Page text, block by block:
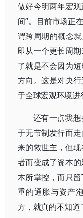
做好今明两年宏
间”。目前市场正
谓跨周期的概念就
即从一个更长周
了就是不会因为
方向。这是对央
于全球宏观环境进
还有一点我
于无节制发行而
来的救世主，但
者而变成了资本
本所掌控，而只
重的通胀与资产
方，就真的不知道